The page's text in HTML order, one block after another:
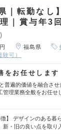
｜転勤なし
｜賞与年3
福島県
可）
をお任せします
普遍的価値を融合させ
管理業務全般をお任せ
徴】 デザインのある
新・旧の良い点を取り